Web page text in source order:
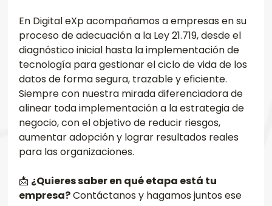
En Digital eXp acompañamos a empresas en su
proceso de adecuación a la Ley 21.719, desde el
diagnóstico inicial hasta la implementación de
tecnología para gestionar el ciclo de vida de los
datos de forma segura, trazable y eficiente.
Siempre con nuestra mirada diferenciadora de
alinear toda implementación a la estrategia de
negocio, con el objetivo de reducir riesgos,
aumentar adopción y lograr resultados reales
para las organizaciones.
📩 ¿Quieres saber en qué etapa está tu
empresa? Contáctanos y hagamos juntos ese